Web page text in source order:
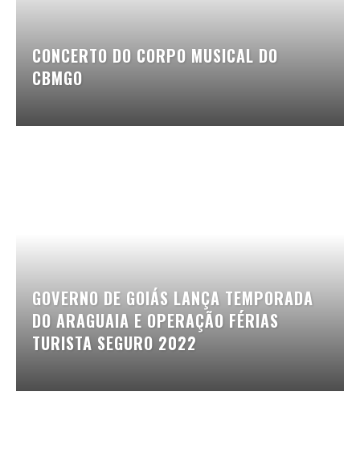
CONCERTO DO CORPO MUSICAL DO
CBMGO
GOVERNO DE GOIÁS LANÇA TEMPORADA
DO ARAGUAIA E OPERAÇÃO FÉRIAS
TURISTA SEGURO 2022